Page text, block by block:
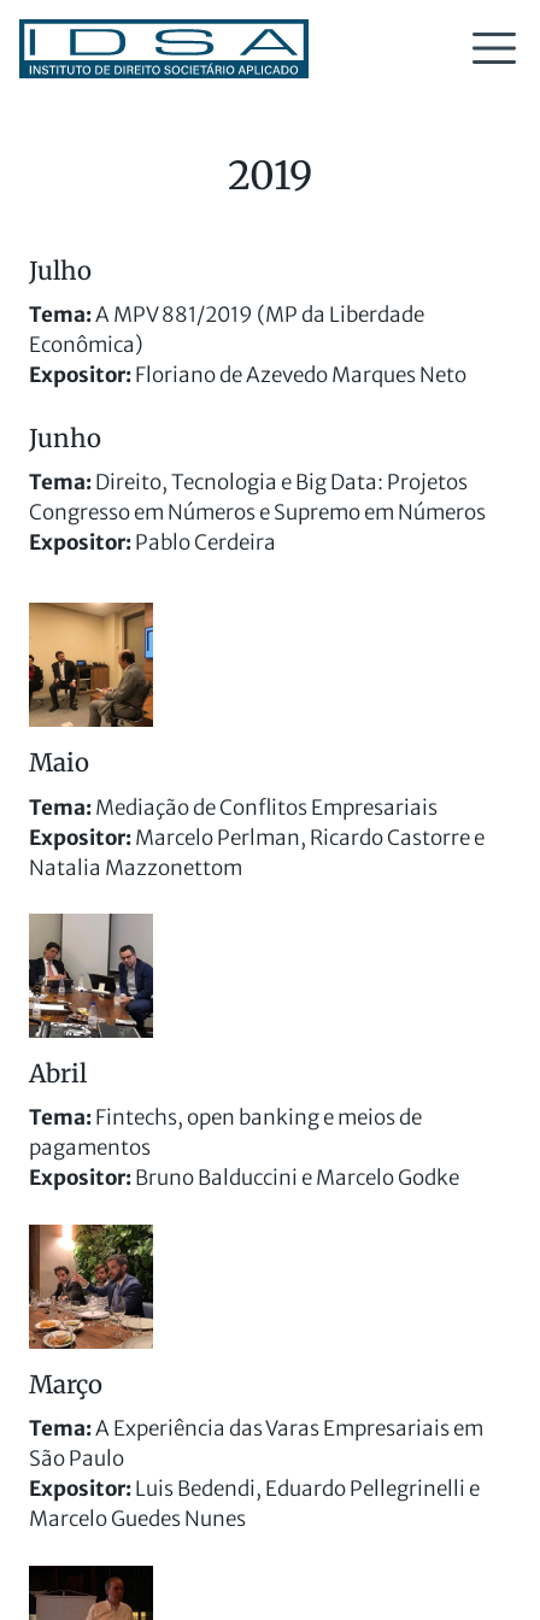
2019
Julho
Tema:A MPV 881/2019 (MP da Liberdade
Econômica)
Expositor:Floriano de Azevedo Marques Neto
Junho
Tema:Direito, Tecnologia e Big Data: Projetos
Congresso em Números e Supremo em Números
Expositor:Pablo Cerdeira
Maio
Tema:Mediação de Conflitos Empresariais
Expositor:Marcelo Perlman, Ricardo Castorre e
Natalia Mazzonettom
Abril
Tema:Fintechs, open banking e meios de
pagamentos
Expositor:Bruno Balduccini e Marcelo Godke
Março
Tema:A Experiência das Varas Empresariais em
São Paulo
Expositor:Luis Bedendi, Eduardo Pellegrinelli e
Marcelo Guedes Nunes